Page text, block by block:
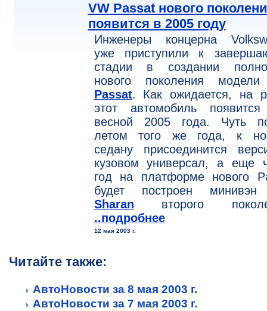
VW Passat нового
появится в 2005 году
Инженеры концерна
уже приступили к
стадии в создании
нового поколения
Passat. Как ожидается, на
этот автомобиль
весной 2005 года. Чуть
летом того же года, к
седану присоединится
кузовом универсал, а еще
год на платформе нового
будет построен
Sharan второго
..подробнее
12 мая 2003 г.
Читайте также:
АвтоНовости за 8 мая 2003 г.
АвтоНовости за 7 мая 2003 г.